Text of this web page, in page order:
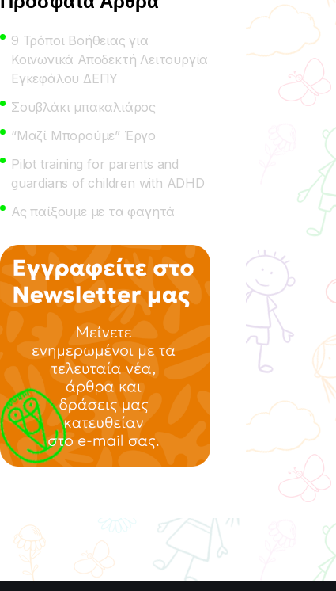
9 Τρόποι Βοήθειας για
Κοινωνικά Αποδεκτή Λειτουργία
Εγκεφάλου ΔΕΠΥ
Σουβλάκι μπακαλιάρος
“Μαζί Μπορούμε” Έργο
Pilot training for parents and
guardians of children with ADHD
Ας παίξουμε με τα φαγητά